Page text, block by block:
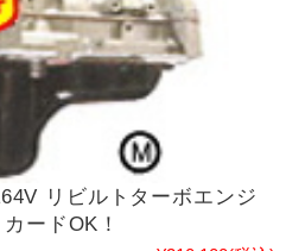
リビルトターボエンジ
ードOK！